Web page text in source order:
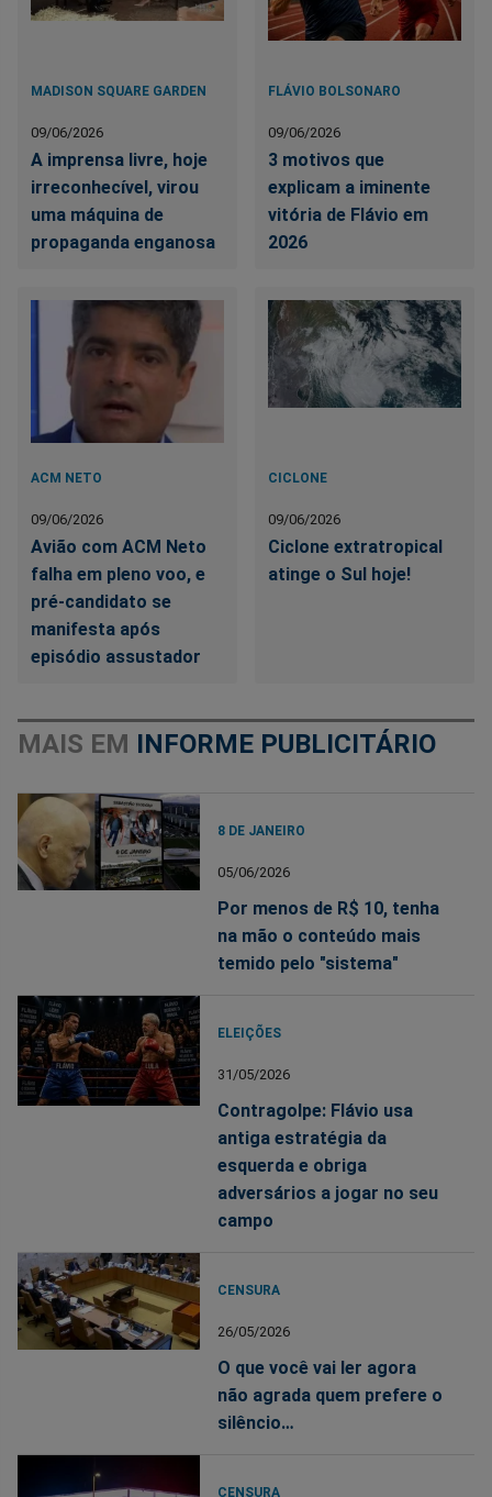
MADISON SQUARE GARDEN
09/06/2026
A imprensa livre, hoje
irreconhecível, virou
uma máquina de
propaganda enganosa
FLÁVIO BOLSONARO
09/06/2026
3 motivos que
explicam a iminente
vitória de Flávio em
2026
ACM NETO
09/06/2026
Avião com ACM Neto
falha em pleno voo, e
pré-candidato se
manifesta após
episódio assustador
CICLONE
09/06/2026
Ciclone extratropical
atinge o Sul hoje!
MAIS EM INFORME PUBLICITÁRIO
8 DE JANEIRO
05/06/2026
Por menos de R$ 10, tenha
na mão o conteúdo mais
temido pelo "sistema"
ELEIÇÕES
31/05/2026
Contragolpe: Flávio usa
antiga estratégia da
esquerda e obriga
adversários a jogar no seu
campo
CENSURA
26/05/2026
O que você vai ler agora
não agrada quem prefere o
silêncio…
CENSURA